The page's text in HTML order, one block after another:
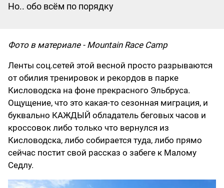
Но.. обо всём по порядку
Фото в материале - Mountain Race Camp
Ленты соц.сетей этой весной просто разрываются
от обилия тренировок и рекордов в парке
Кисловодска на фоне прекрасного Эльбруса.
Ощущение, что это какая-то сезонная миграция, и
буквально КАЖДЫЙ обладатель беговых часов и
кроссовок либо только что вернулся из
Кисловодска, либо собирается туда, либо прямо
сейчас постит свой рассказ о забеге к Малому
Седлу.